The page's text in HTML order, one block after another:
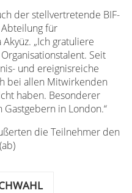
der stellvertretende BIF-
für
„Ich gratuliere
Seit
und ereignisreiche
bei allen Mitwirkenden
haben. Besonderer
in London.“
die Teilnehmer den